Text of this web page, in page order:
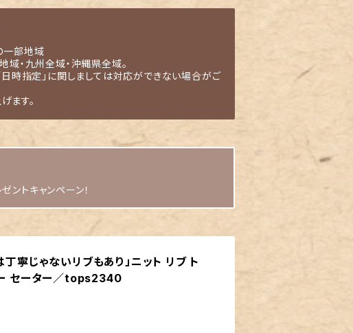
一部地域
域・九州全域・沖縄県全域。
時指定」に関しましては対応ができない場合がご
ます。
トキャンペーン！
丁寧じゃないリブもあり」ニット リブ ト
セーター／tops2340